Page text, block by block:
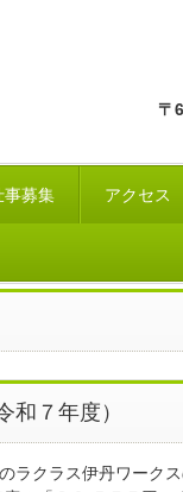
〒
事募集 アクセス
和７年度）
ラクラス伊丹ワーク